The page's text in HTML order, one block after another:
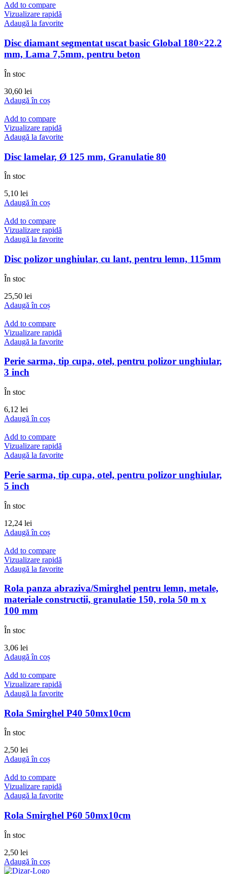
Add to compare
Vizualizare rapidă
Adaugă la favorite
Disc diamant segmentat uscat basic Global 180×22.2
mm, Lama 7,5mm, pentru beton
În stoc
30,60 lei
Adaugă în coș
Add to compare
Vizualizare rapidă
Adaugă la favorite
Disc lamelar, Ø 125 mm, Granulatie 80
În stoc
5,10 lei
Adaugă în coș
Add to compare
Vizualizare rapidă
Adaugă la favorite
Disc polizor unghiular, cu lant, pentru lemn, 115mm
În stoc
25,50 lei
Adaugă în coș
Add to compare
Vizualizare rapidă
Adaugă la favorite
Perie sarma, tip cupa, otel, pentru polizor unghiular,
3 inch
În stoc
6,12 lei
Adaugă în coș
Add to compare
Vizualizare rapidă
Adaugă la favorite
Perie sarma, tip cupa, otel, pentru polizor unghiular,
5 inch
În stoc
12,24 lei
Adaugă în coș
Add to compare
Vizualizare rapidă
Adaugă la favorite
Rola panza abraziva/Smirghel pentru lemn, metale,
materiale constructii, granulatie 150, rola 50 m x
100 mm
În stoc
3,06 lei
Adaugă în coș
Add to compare
Vizualizare rapidă
Adaugă la favorite
Rola Smirghel P40 50mx10cm
În stoc
2,50 lei
Adaugă în coș
Add to compare
Vizualizare rapidă
Adaugă la favorite
Rola Smirghel P60 50mx10cm
În stoc
2,50 lei
Adaugă în coș